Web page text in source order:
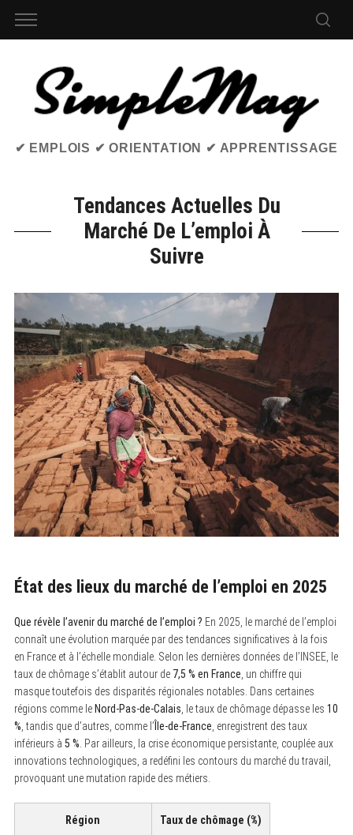
✔ EMPLOIS ✔ ORIENTATION ✔ APPRENTISSAGE
Tendances Actuelles Du
Marché De L’emploi À
Suivre
État des lieux du marché de l’emploi en 2025
Que révèle l’avenir du marché de l’emploi ? En 2025, le marché de l’emploi
connaît une évolution marquée par des tendances significatives à la fois
en France et à l’échelle mondiale. Selon les dernières données de l’INSEE, le
taux de chômage s’établit autour de 7,5 % en France , un chiffre qui
masque toutefois des disparités régionales notables. Dans certaines
régions comme le Nord-Pas-de-Calais , le taux de chômage dépasse les 10
% , tandis que d’autres, comme l’ Île-de-France , enregistrent des taux
inférieurs à 5 % . Par ailleurs, la crise économique persistante, couplée aux
innovations technologiques, a redéfini les contours du marché du travail,
provoquant une mutation rapide des métiers.
Région Taux de chômage (%)